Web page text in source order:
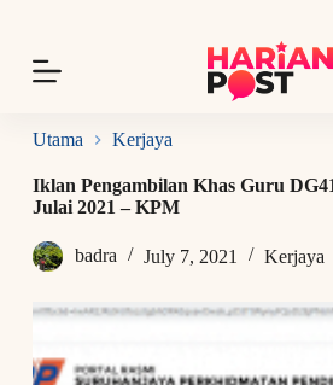
p
o
o
n
n
Utama Kerjaya
Iklan Pengambilan Khas Guru
Julai 2021 – KPM
badra July 7, 2021 Kerjaya